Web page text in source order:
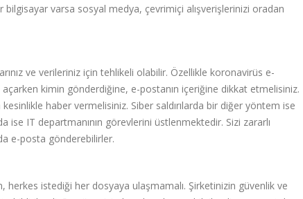
varsa sosyal medya, çevrimiçi alışverişlerinizi oradan
ve verileriniz için tehlikeli olabilir. Özellikle koronavirüs e-
kimin gönderdiğine, e-postanın içeriğine dikkat etmelisiniz.
haber vermelisiniz. Siber saldırılarda bir diğer yöntem ise
IT departmanının görevlerini üstlenmektedir. Sizi zararlı
e-posta gönderebilirler.
herkes istediği her dosyaya ulaşmamalı. Şirketinizin güvenlik ve